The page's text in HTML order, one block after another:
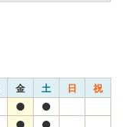
金 土 日 祝